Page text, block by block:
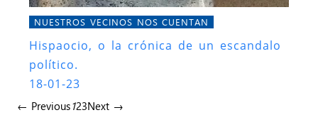
NUESTROS VECINOS NOS CUENTAN
Hispaocio, o la crónica de un escandalo
político.
18-01-23
← Previous123Next →